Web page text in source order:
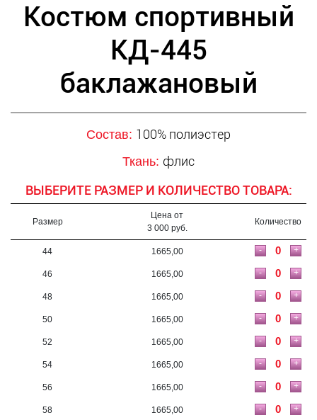
Костюм спортивный
КД-445
баклажановый
Состав: 100% полиэстер
Ткань: флис
ВЫБЕРИТЕ РАЗМЕР И КОЛИЧЕСТВО ТОВАРА:
Размер
Цена от
3 000 руб.
Количество
44 1665,00 +
-
46 1665,00 +
-
48 1665,00 +
-
50 1665,00 +
-
52 1665,00 +
-
54 1665,00 +
-
56 1665,00 +
-
58 1665,00 +
-